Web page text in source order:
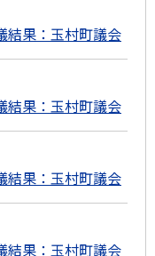
果：玉村町議会
果：玉村町議会
果：玉村町議会
果：玉村町議会